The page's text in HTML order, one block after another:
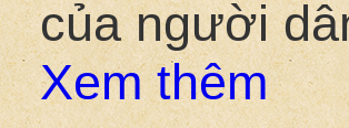
của người
Xem thêm